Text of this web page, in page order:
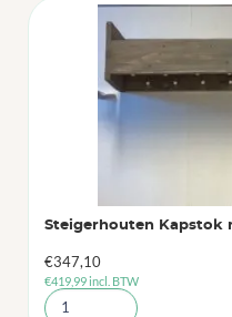
Steigerhouten Kapstok
€347,10
€419,99incl. BTW